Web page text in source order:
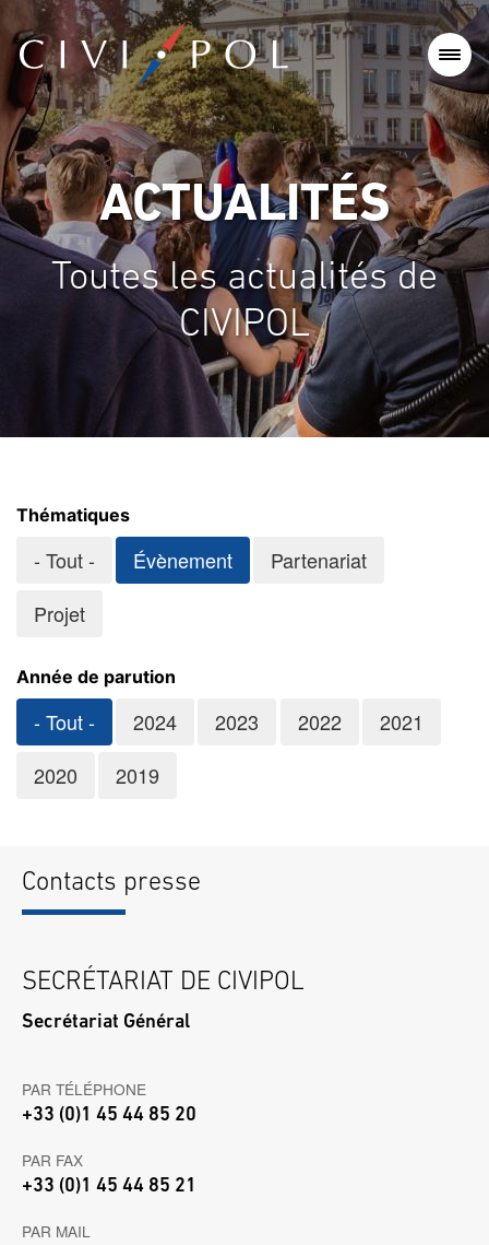
ACTUALITÉS
Toutes les actualités de
CIVIPOL
Thématiques
- Tout - Évènement
Partenariat
Projet
Année de parution
- Tout - 2024 2023 2022
2021
2020
2019
Contacts presse
SECRÉTARIAT DE CIVIPOL
Secrétariat Général
PAR TÉLÉPHONE
+33 (0)1 45 44 85 20
PAR FAX
+33 (0)1 45 44 85 21
PAR MAIL